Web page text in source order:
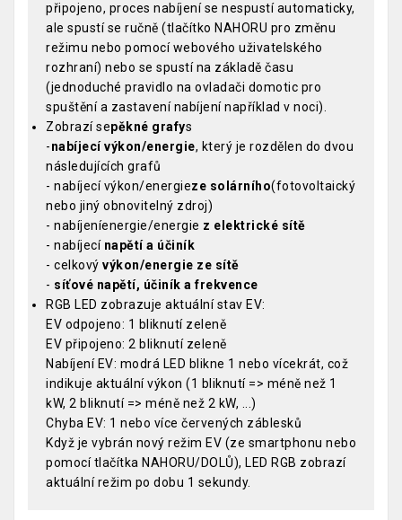
připojeno, proces nabíjení se nespustí automaticky,
ale spustí se ručně (tlačítko NAHORU pro změnu
režimu nebo pomocí webového uživatelského
rozhraní) nebo se spustí na základě času
(jednoduché pravidlo na ovladači domotic pro
spuštění a zastavení nabíjení například v noci).
Zobrazí sepěkné grafys
-nabíjecí výkon/energie, který je rozdělen do dvou
následujících grafů
- nabíjecí výkon/energieze solárního(fotovoltaický
nebo jiný obnovitelný zdroj)
- nabíjeníenergie/energie z elektrické sítě
- nabíjecí napětí a účiník
- celkový výkon/energie ze sítě
- síťové napětí, účiník a frekvence
RGB LED zobrazuje aktuální stav EV:
EV odpojeno: 1 bliknutí zeleně
EV připojeno: 2 bliknutí zeleně
Nabíjení EV: modrá LED blikne 1 nebo vícekrát, což
indikuje aktuální výkon (1 bliknutí => méně než 1
kW, 2 bliknutí => méně než 2 kW, ...)
Chyba EV: 1 nebo více červených záblesků
Když je vybrán nový režim EV (ze smartphonu nebo
pomocí tlačítka NAHORU/DOLŮ), LED RGB zobrazí
aktuální režim po dobu 1 sekundy.